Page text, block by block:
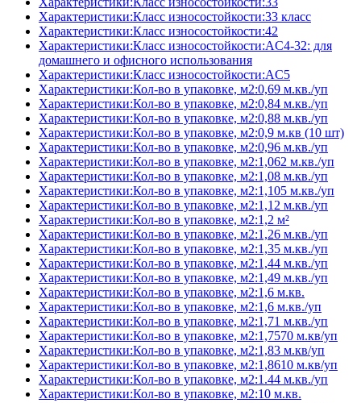
Характеристики:Класс износостойкости:33 класс
Характеристики:Класс износостойкости:42
Характеристики:Класс износостойкости:AC4-32: для
домашнего и офисного использования
Характеристики:Класс износостойкости:AC5
Характеристики:Кол-во в упаковке, м2:0,69 м.кв./уп
Характеристики:Кол-во в упаковке, м2:0,84 м.кв./уп
Характеристики:Кол-во в упаковке, м2:0,88 м.кв./уп
Характеристики:Кол-во в упаковке, м2:0,9 м.кв (10 шт)
Характеристики:Кол-во в упаковке, м2:0,96 м.кв./уп
Характеристики:Кол-во в упаковке, м2:1,062 м.кв./уп
Характеристики:Кол-во в упаковке, м2:1,08 м.кв./уп
Характеристики:Кол-во в упаковке, м2:1,105 м.кв./уп
Характеристики:Кол-во в упаковке, м2:1,12 м.кв./уп
Характеристики:Кол-во в упаковке, м2:1,2 м²
Характеристики:Кол-во в упаковке, м2:1,26 м.кв./уп
Характеристики:Кол-во в упаковке, м2:1,35 м.кв./уп
Характеристики:Кол-во в упаковке, м2:1,44 м.кв./уп
Характеристики:Кол-во в упаковке, м2:1,49 м.кв./уп
Характеристики:Кол-во в упаковке, м2:1,6 м.кв.
Характеристики:Кол-во в упаковке, м2:1,6 м.кв./уп
Характеристики:Кол-во в упаковке, м2:1,71 м.кв./уп
Характеристики:Кол-во в упаковке, м2:1,7570 м.кв/уп
Характеристики:Кол-во в упаковке, м2:1,83 м.кв/уп
Характеристики:Кол-во в упаковке, м2:1,8610 м.кв/уп
Характеристики:Кол-во в упаковке, м2:1.44 м.кв./уп
Характеристики:Кол-во в упаковке, м2:10 м.кв.